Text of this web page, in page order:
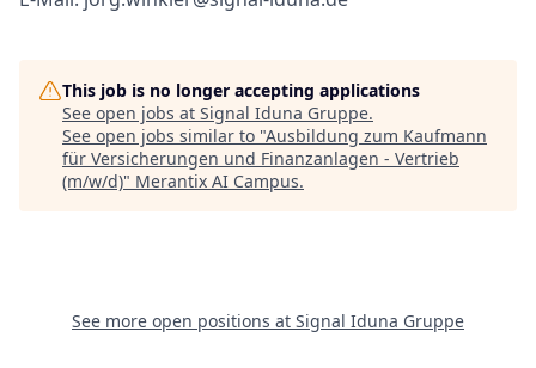
This job is no longer accepting applications
See open jobs at Signal Iduna Gruppe.
See open jobs similar to "Ausbildung zum Kaufmann
für Versicherungen und Finanzanlagen - Vertrieb
(m/w/d)" Merantix AI Campus.
See more open positions at Signal Iduna Gruppe